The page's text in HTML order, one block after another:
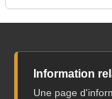
Information
Une page